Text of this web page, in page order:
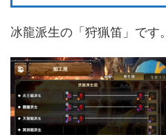
冰龍派生の「狩猟笛」です。